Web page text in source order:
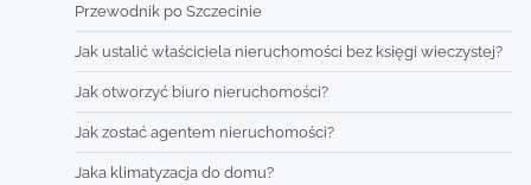
Przewodnik po Szczecinie
Jak ustalić właściciela nieruchomości bez księgi wieczystej?
Jak otworzyć biuro nieruchomości?
Jak zostać agentem nieruchomości?
Jaka klimatyzacja do domu?